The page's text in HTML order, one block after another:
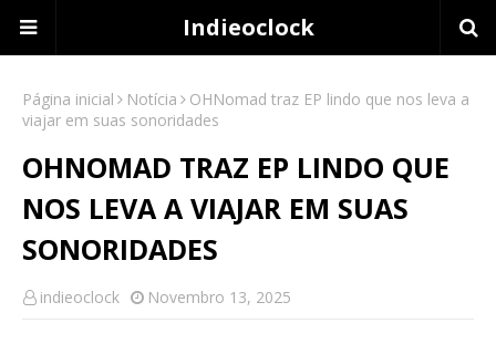
Indieoclock
Página inicial Notícia
OHNomad traz EP lindo que nos leva a
viajar em suas sonoridades
OHNOMAD TRAZ EP LINDO QUE
NOS LEVA A VIAJAR EM SUAS
SONORIDADES
indieoclock Novembro 13, 2025